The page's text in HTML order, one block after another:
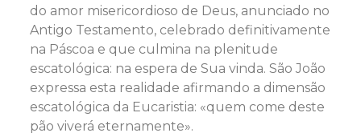
do amor misericordioso de Deus, anunciado no
Antigo Testamento, celebrado definitivamente
na Páscoa e que culmina na plenitude
escatológica: na espera de Sua vinda. São João
expressa esta realidade afirmando a dimensão
escatológica da Eucaristia: «quem come deste
pão viverá eternamente».